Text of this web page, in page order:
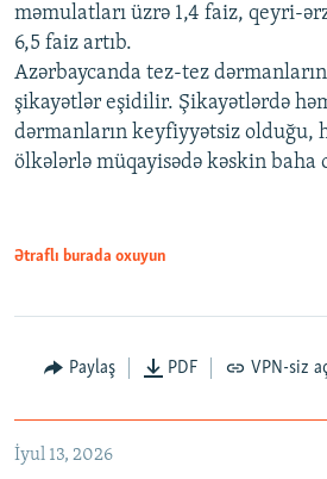
məmulatları üzrə 1,4 faiz, qeyri-
6,5 faiz artıb.
Azərbaycanda tez-tez
şikayətlər eşidilir. Şikayətlərdə
dərmanların keyfiyyətsiz olduğu,
ölkələrlə müqayisədə kəskin baha
Ətraflı burada oxuyun
Paylaş PDF VPN-siz
İyul 13, 2026